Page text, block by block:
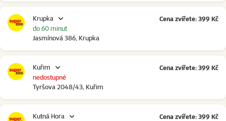
Krupka
Jasmínová 386, Krupka
do 60 minut
Cena zvířete: 399 Kč
Kuřim
Tyršova 2048/43, Kuřim
nedostupné
Cena zvířete: 399 Kč
Kutná Hora Cena zvířete: 399 Kč